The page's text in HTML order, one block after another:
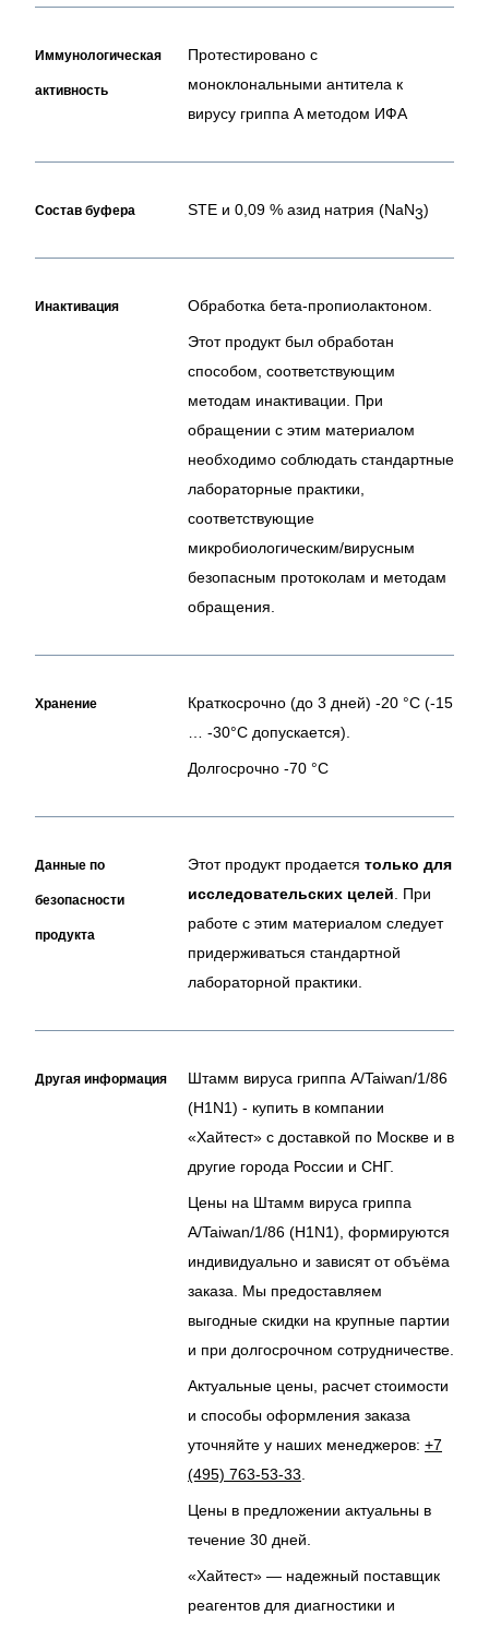
Иммунологическая
активность
Протестировано с
моноклональными антитела к
вирусу гриппа A методом ИФА
Состав буфера STE и 0,09 % азид натрия (NaN3)
Инактивация Обработка бета-пропиолактоном.
Этот продукт был обработан
способом, соответствующим
методам инактивации. При
обращении с этим материалом
необходимо соблюдать стандартные
лабораторные практики,
соответствующие
микробиологическим/вирусным
безопасным протоколам и методам
обращения.
Хранение
Краткосрочно (до 3 дней) -20 °C (-15
… -30°C допускается).
Долгосрочно -70 °C
Данные по
безопасности
продукта
Этот продукт продается только для
исследовательских целей . При
работе с этим материалом следует
придерживаться стандартной
лабораторной практики.
Другая информация
Штамм вируса гриппа A/Taiwan/1/86
(H1N1) - купить в компании
«Хайтест» с доставкой по Москве и в
другие города России и СНГ.
Цены на Штамм вируса гриппа
A/Taiwan/1/86 (H1N1), формируются
индивидуально и зависят от объёма
заказа. Мы предоставляем
выгодные скидки на крупные партии
и при долгосрочном сотрудничестве.
Актуальные цены, расчет стоимости
и способы оформления заказа
уточняйте у наших менеджеров: +7
(495) 763-53-33
Цены в предложении актуальны в
течение 30 дней.
«Хайтест» — надежный поставщик
реагентов для диагностики и